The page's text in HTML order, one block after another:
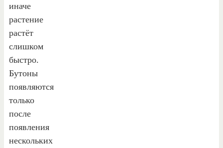
иначе
растение
растёт
слишком
быстро.
Бутоны
появляются
только
после
появления
нескольких